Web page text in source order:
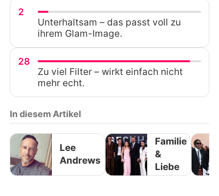
2
Unterhaltsam – das passt voll zu
ihrem Glam-Image.
28
Zu viel Filter – wirkt einfach nicht
mehr echt.
In diesem Artikel
Lee
Andrews
Familie
&
Liebe